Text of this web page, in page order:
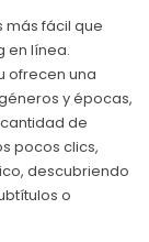
más fácil que
en línea.
ofrecen una
y épocas,
de
pocos clics,
descubriendo
o